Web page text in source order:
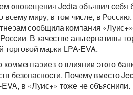
оповещения Jedia объявил себя
всему миру, в том числе, в
сообщила компания
В качестве альтернативы
торговой марки LPA-EVA.
комментариев о влиянии этого
безопасности. Почему вместо
EVA, в «Луис+» тоже не объяснили.